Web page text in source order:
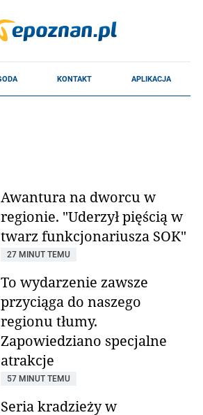
Awantura na dworcu w
regionie. "Uderzył pięścią w
twarz funkcjonariusza SOK"
27 MINUT TEMU
To wydarzenie zawsze
przyciąga do naszego
regionu tłumy.
Zapowiedziano specjalne
atrakcje
57 MINUT TEMU
Seria kradzieży w